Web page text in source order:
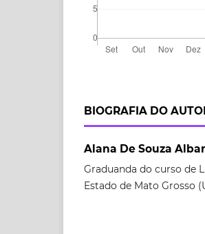
BIOGRAFIA DO
Alana De Souza
Graduanda do curso de
Estado de Mato Grosso